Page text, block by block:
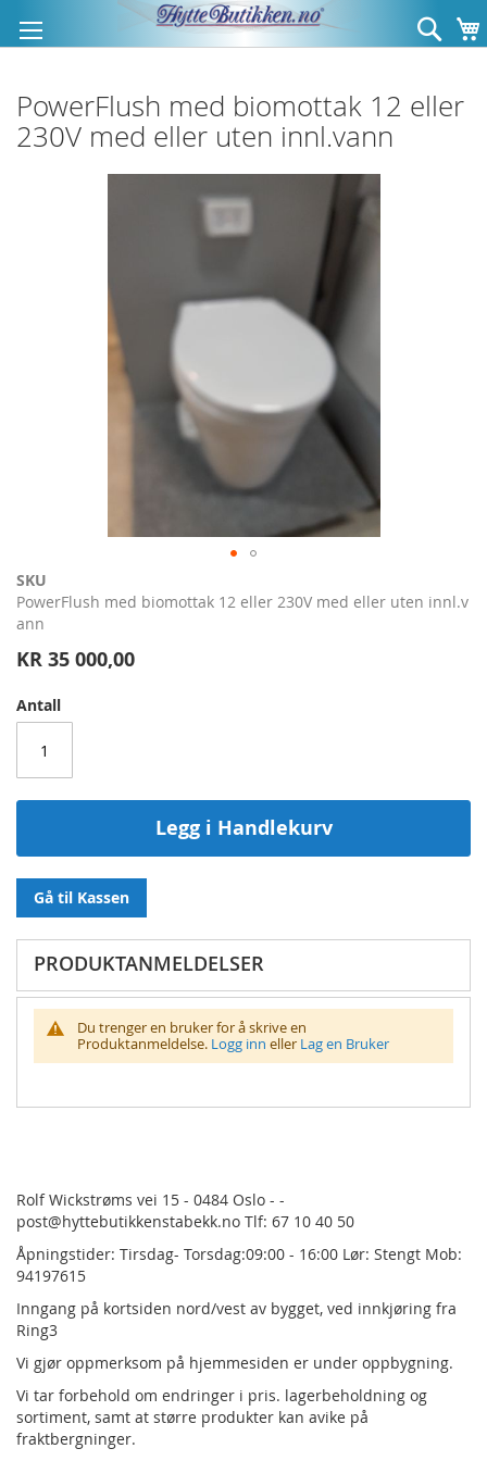
til
innhold
Søk
PowerFlush med biomottak 12 eller
230V med eller uten innl.vann
SKU
PowerFlush med biomottak 12 eller 230V med eller uten innl.v
ann
KR 35 000,00
Antall
Legg i Handlekurv
Gå til Kassen
Gå
til
begynnelsen
bildegalleri
PRODUKTANMELDELSER
Du trenger en bruker for å skrive en
Produktanmeldelse. Logg inn eller Lag en Bruker
Rolf Wickstrøms vei 15 - 0484 Oslo - -
post@hyttebutikkenstabekk.no Tlf: 67 10 40 50
Åpningstider: Tirsdag- Torsdag:09:00 - 16:00 Lør: Stengt Mob:
94197615
Inngang på kortsiden nord/vest av bygget, ved innkjøring fra
Ring3
Vi gjør oppmerksom på hjemmesiden er under oppbygning.
Vi tar forbehold om endringer i pris. lagerbeholdning og
sortiment, samt at større produkter kan avike på
fraktbergninger.